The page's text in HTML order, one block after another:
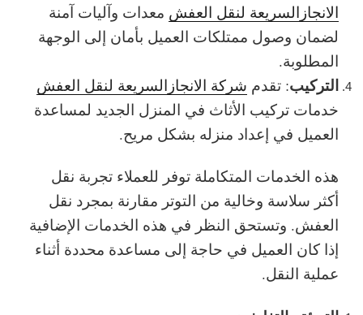
الانجازالسريعة لنقل العفش معدات وآليات آمنة
لضمان وصول ممتلكات العميل بأمان إلى الوجهة
المطلوبة.
التركيب: تقدم شركة الانجازالسريعة لنقل العفش
خدمات تركيب الأثاث في المنزل الجديد لمساعدة
العميل في إعداد منزله بشكل مريح.
هذه الخدمات المتكاملة توفر للعملاء تجربة نقل
أكثر سلاسة وخالية من التوتر مقارنة بمجرد نقل
العفش. وتستحق النظر في هذه الخدمات الإضافية
إذا كان العميل في حاجة إلى مساعدة محددة أثناء
عملية النقل.